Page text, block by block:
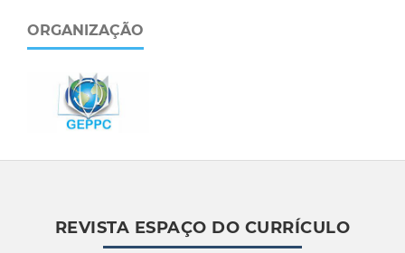
ORGANIZAÇÃO
REVISTA ESPAÇO DO CURRÍCULO